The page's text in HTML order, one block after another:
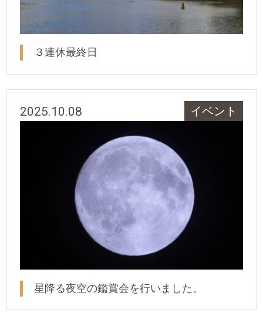
３連休最終日
2025.10.08 イベント
星降る夜空の鑑賞会を行いました。